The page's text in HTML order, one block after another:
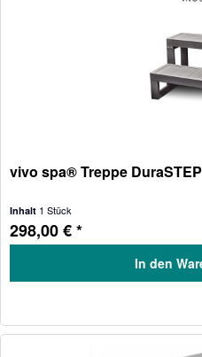
vivo spa® Treppe
Inhalt 1 Stück
298,00 € *
In den